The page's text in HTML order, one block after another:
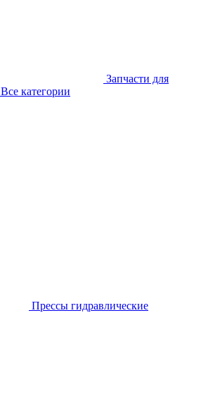
Запчасти для
Все категории
Прессы гидравлические